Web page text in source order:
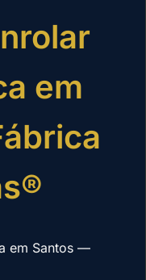
em
em Santos —